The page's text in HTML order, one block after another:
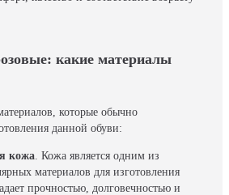
какие материалы
которые обычно
данной обуви:
кожа . Кожа является одним из
материалов для изготовления
прочностью, долговечностью и